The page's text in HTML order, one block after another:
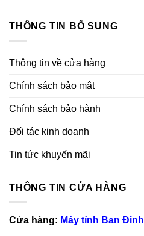
THÔNG TIN BỔ SUNG
Thông tin về cửa hàng
Chính sách bảo mật
Chính sách bảo hành
Đối tác kinh doanh
Tin tức khuyến mãi
THÔNG TIN CỬA HÀNG
Cửa hàng: Máy tính Ban Đinh